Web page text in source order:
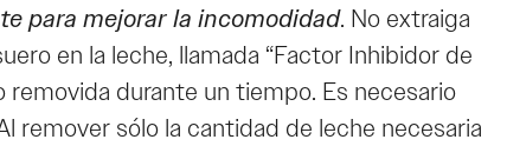
para mejorar la incomodidad. No extraiga
en la leche, llamada “Factor Inhibidor de
removida durante un tiempo. Es necesario
remover sólo la cantidad de leche necesaria